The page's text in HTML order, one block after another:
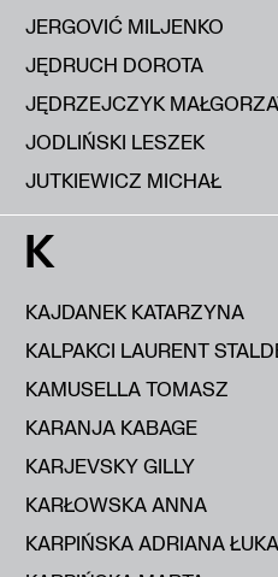
JERGOVIĆ MILJENKO
JĘDRUCH DOROTA
JĘDRZEJCZYK
JODLIŃSKI LESZEK
JUTKIEWICZ MICHAŁ
K
KAJDANEK KATARZYNA
KALPAKCI LAURENT
KAMUSELLA TOMASZ
KARANJA KABAGE
KARJEVSKY GILLY
KARŁOWSKA ANNA
KARPIŃSKA ADRIANA